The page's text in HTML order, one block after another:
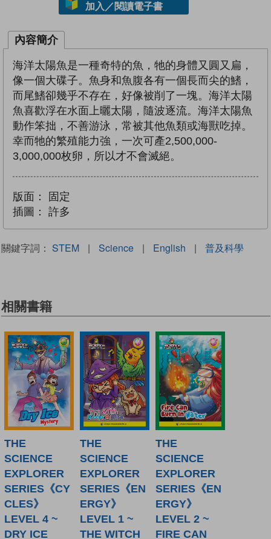
加入／閱讀電子書
內容簡介
海洋太陽魚是一種奇特的魚，牠的身體又圓又扁，
像一個大碟子。魚身和魚腹各有一個長而尖的鰭，
而尾鰭卻幾乎不存在，好像被削了一塊。海洋太陽
魚喜歡浮在水面上曬太陽，隨波逐流。海洋太陽魚
動作笨拙，不善游泳，常被其他魚類或海獸吃掉。
幸而牠的繁殖能力強，一次可產2,500,000-
3,000,000枚卵，所以才不會滅絕。
版面：
固定
插圖：
許多
關鍵字詞： STEM | Science | English | 普及科學
相關書籍
THE
SCIENCE
EXPLORER
SERIES《CY
CLES》
LEVEL 4 ~
DRY ICE
THE
SCIENCE
EXPLORER
SERIES《EN
ERGY》
LEVEL 1 ~
THE WITCH
THE
SCIENCE
EXPLORER
SERIES《EN
ERGY》
LEVEL 2 ~
FIRE CAN